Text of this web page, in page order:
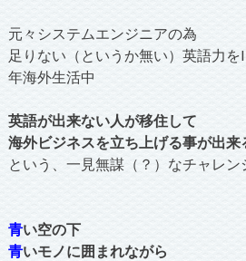
元々システムエンジニアの為
足りない（というか無い）英語力
年海外生活中
英語が出来ない人が移住して
海外ビジネスを立ち上げる事が出来
という、一見無謀（？）なチャレン
青い空の下
青いモノに囲まれながら